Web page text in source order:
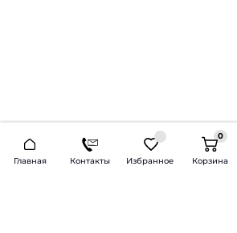
Главная Контакты Избранное
0
Корзина
2026 © Продажа и установка
Доставка по всей России